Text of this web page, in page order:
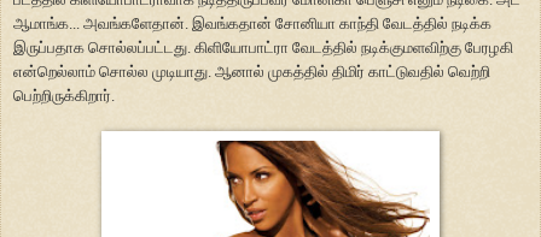
ஆமாங்க... அவங்களேதான். இவங்கதான் சோனியா காந்தி வேடத்தில் நடிக்க
இருப்பதாக சொல்லப்பட்டது. கிளியோபாட்ரா வேடத்தில் நடிக்குமளவிற்கு பேரழகி
என்றெல்லாம் சொல்ல முடியாது. ஆனால் முகத்தில் திமிர் காட்டுவதில் வெற்றி
பெற்றிருக்கிறார்.